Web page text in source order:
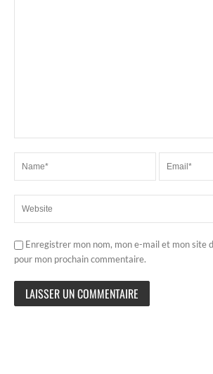
Enregistrer mon nom, mon e-mail et mon site
pour mon prochain commentaire.